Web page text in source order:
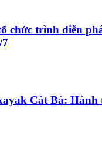
chức trình diễn
Cát Bà: Hành